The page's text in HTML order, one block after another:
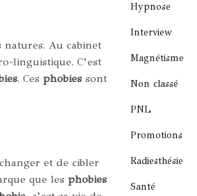
Au cabinet
linguistique. C’est
. Ces phobies sont
et de cibler
que les phobies
Hypnose
Interview
Magnétisme
Non classé
PNL
Promotions
Radiesthésie
Santé